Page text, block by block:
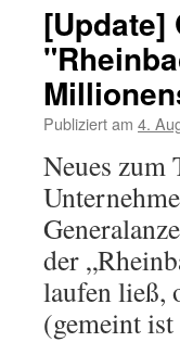
[Update]
Publiziert am 4.
Neues zum
der
laufen ließ,
(gemeint